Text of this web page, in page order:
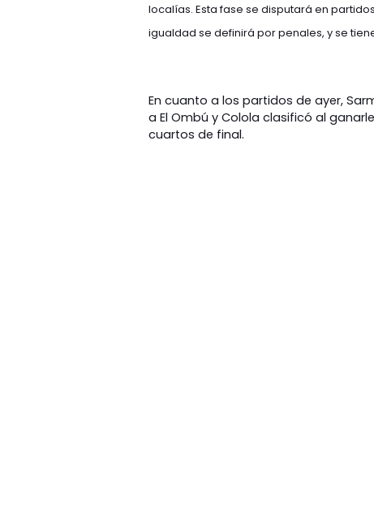
localías. Esta fase se disputará en
igualdad se definirá por penales, y se
En cuanto a los partidos de ayer,
a El Ombú y Colola clasificó al
cuartos de final.